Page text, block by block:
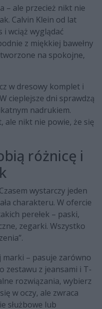
– ale przecież nikt nie
Calvin Klein od lat
i wciąż wyglądać
z miękkiej bawełny
na spokojne,
w dresowy komplet i
cieplejsze dni sprawdzą
nadrukiem.
ale nikt nie powie, że się
różnicę i
wystarczy jeden
charakteru. W ofercie
perełek – paski,
zegarki. Wszystko
– pasuje zarówno
zestawu z jeansami i T-
rozwiązania, wybierz
w oczy, ale zwraca
służbowe lub